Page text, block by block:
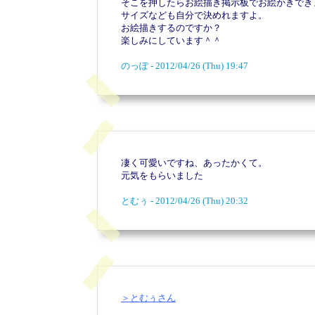
そこを押したらお絵描き掲示板でお絵かきで
サイズなども自分で決めれますよ。
お絵描きするのですか？
楽しみにしています＾＾
のっぽ - 2012/04/26 (Thu) 19:47
凄く可愛いですね、あったかくて。
元気をもらいました
とむぅ - 2012/04/26 (Thu) 20:32
＞とむぅさん